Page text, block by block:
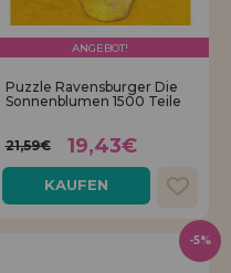
ANGEBOT!
Puzzle Ravensburger Die
Sonnenblumen 1500 Teile
21,59€ 19,43€
KAUFEN
-5%